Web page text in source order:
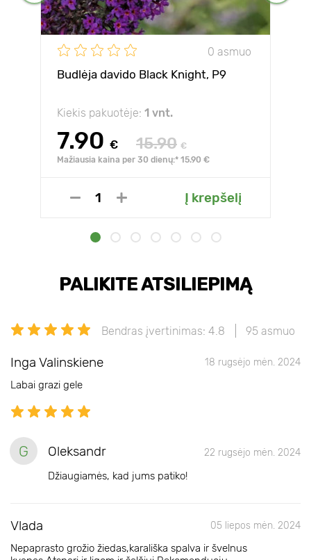
0 asmuo
Budlėja davido Black Knight, P9
Kiekis pakuotėje: 1 vnt.
7.90 € 15.90 €
Mažiausia kaina per 30 dienų:* 15.90 €
Į krepšelį
PALIKITE ATSILIEPIMĄ
Bendras įvertinimas: 4.8 95 asmuo
Inga Valinskiene 18 rugsėjo mėn. 2024
Labai grazi gele
G Oleksandr 22 rugsėjo mėn. 2024
Džiaugiamės, kad jums patiko!
Vlada 05 liepos mėn. 2024
Nepaprasto grožio žiedas,karališka spalva ir švelnus